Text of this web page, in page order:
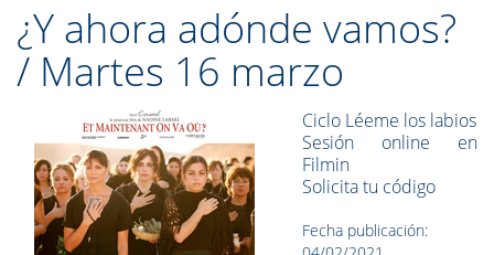
¿Y ahora adónde vamos?
/ Martes 16 marzo
Ciclo Léeme los labios
Sesión online en
Filmin
Solicita tu código
Fecha publicación: